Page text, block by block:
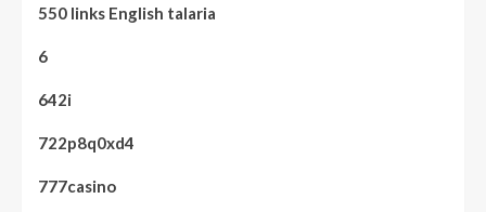
550 links English talaria
6
642i
722p8q0xd4
777casino